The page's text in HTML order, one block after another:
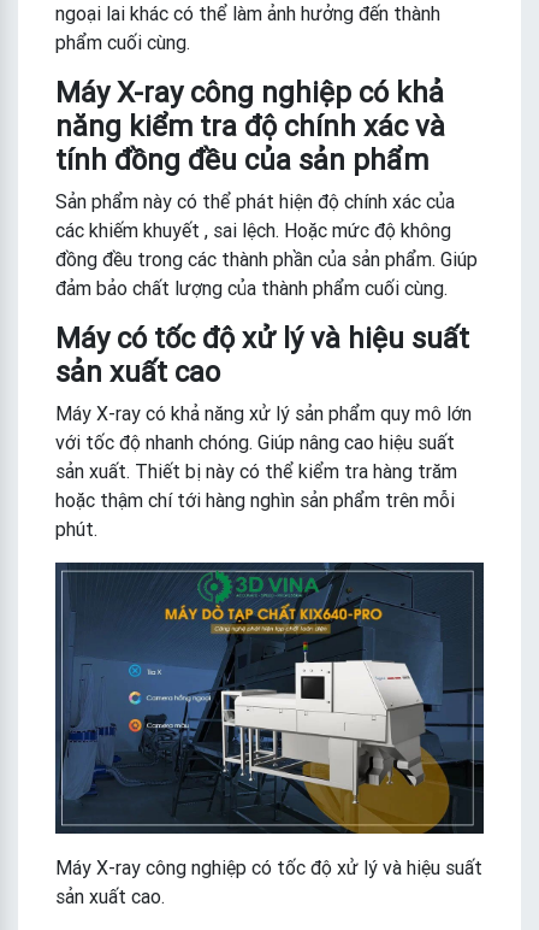
ngoại lai khác có thể làm ảnh hưởng đến thành
phẩm cuối cùng.
Máy X-ray công nghiệp có khả
năng kiểm tra độ chính xác và
tính đồng đều của sản phẩm
Sản phẩm này có thể phát hiện độ chính xác của
các khiếm khuyết , sai lệch. Hoặc mức độ không
đồng đều trong các thành phần của sản phẩm. Giúp
đảm bảo chất lượng của thành phẩm cuối cùng.
Máy có tốc độ xử lý và hiệu suất
sản xuất cao
Máy X-ray có khả năng xử lý sản phẩm quy mô lớn
với tốc độ nhanh chóng. Giúp nâng cao hiệu suất
sản xuất. Thiết bị này có thể kiểm tra hàng trăm
hoặc thậm chí tới hàng nghìn sản phẩm trên mỗi
phút.
Máy X-ray công nghiệp có tốc độ xử lý và hiệu suất
sản xuất cao.